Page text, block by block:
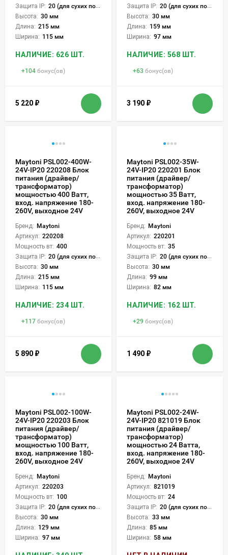
Защита IP: 20 (для сухих пом.)
Высота: 30 мм
Длина: 215 мм
Ширина: 115 мм
НАЛИЧИЕ: 626 ШТ.
+104 бонус(ов)
5 220 ₽
Защита IP: 20 (для сухих пом.)
Высота: 30 мм
Длина: 159 мм
Ширина: 97 мм
НАЛИЧИЕ: 568 ШТ.
+63 бонус(ов)
3 190 ₽
Maytoni PSL002-400W-
24V-IP20 220208 Блок
питания (драйвер/
трансформатор)
мощностью 400 Ватт,
вход. напряжение 180-
260V, выходное 24V
Бренд: Maytoni
Артикул: 220208
Мощность вт: 400
Защита IP: 20 (для сухих пом.)
Высота: 30 мм
Длина: 215 мм
Ширина: 115 мм
НАЛИЧИЕ: 234 ШТ.
+117 бонус(ов)
5 890 ₽
Maytoni PSL002-35W-
24V-IP20 220201 Блок
питания (драйвер/
трансформатор)
мощностью 35 Ватт,
вход. напряжение 180-
260V, выходное 24V
Бренд: Maytoni
Артикул: 220201
Мощность вт: 35
Защита IP: 20 (для сухих пом.)
Высота: 30 мм
Длина: 99 мм
Ширина: 82 мм
НАЛИЧИЕ: 162 ШТ.
+29 бонус(ов)
1 490 ₽
Maytoni PSL002-100W-
24V-IP20 220203 Блок
питания (драйвер/
трансформатор)
мощностью 100 Ватт,
вход. напряжение 180-
260V, выходное 24V
Бренд: Maytoni
Артикул: 220203
Мощность вт: 100
Защита IP: 20 (для сухих пом.)
Высота: 30 мм
Длина: 129 мм
Ширина: 97 мм
Maytoni PSL002-24W-
24V-IP20 821019 Блок
питания (драйвер/
трансформатор)
мощностью 24 Ватта,
вход. напряжение 180-
260V, выходное 24V
Бренд: Maytoni
Артикул: 821019
Мощность вт: 24
Защита IP: 20 (для сухих пом.)
Высота: 33 мм
Длина: 85 мм
Ширина: 58 мм